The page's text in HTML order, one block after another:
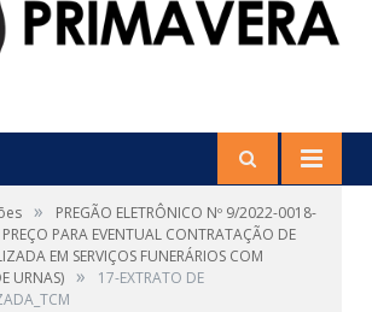
»
PREGÃO ELETRÔNICO Nº 9/2022-0018-
PREÇO PARA EVENTUAL CONTRATAÇÃO DE
EM SERVIÇOS FUNERÁRIOS COM
URNAS) »
17-EXTRATO DE